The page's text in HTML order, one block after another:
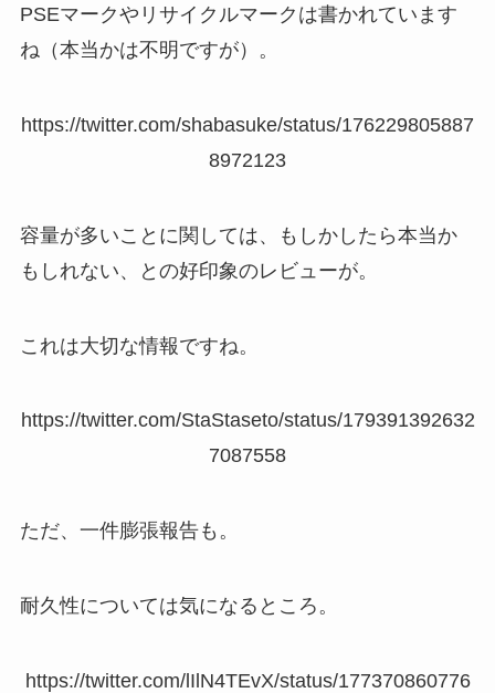
PSEマークやリサイクルマークは書かれています
ね（本当かは不明ですが）。
https://twitter.com/shabasuke/status/176229805887
8972123
容量が多いことに関しては、もしかしたら本当か
もしれない、との好印象のレビューが。
これは大切な情報ですね。
https://twitter.com/StaStaseto/status/179391392632
7087558
ただ、一件膨張報告も。
耐久性については気になるところ。
https://twitter.com/lIlN4TEvX/status/177370860776